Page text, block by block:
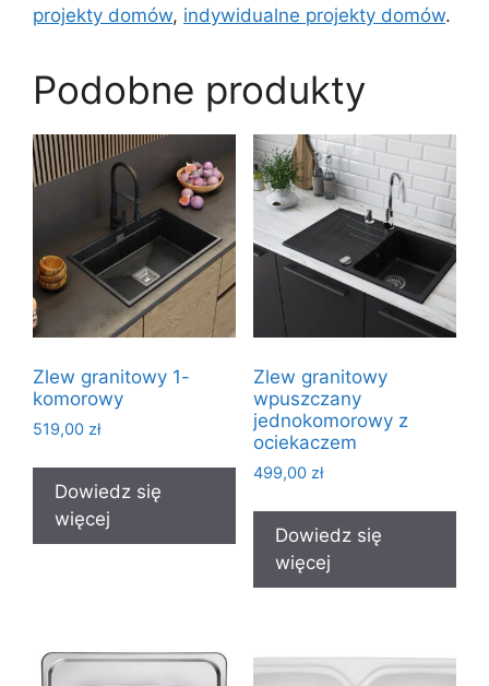
projekty domów, indywidualne projekty domów.
Podobne produkty
Zlew granitowy 1-
komorowy
519,00 zł
Dowiedz się
więcej
Zlew granitowy
wpuszczany
jednokomorowy z
ociekaczem
499,00 zł
Dowiedz się
więcej